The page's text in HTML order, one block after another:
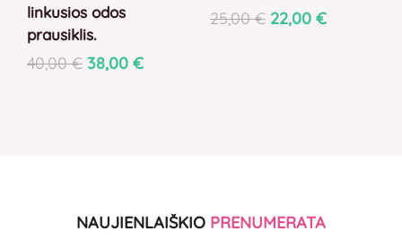
linkusios odos
prausiklis.
40,00€ 38,00 €
25,00€ 22,00 €
NAUJIENLAIŠKIO PRENUMERATA